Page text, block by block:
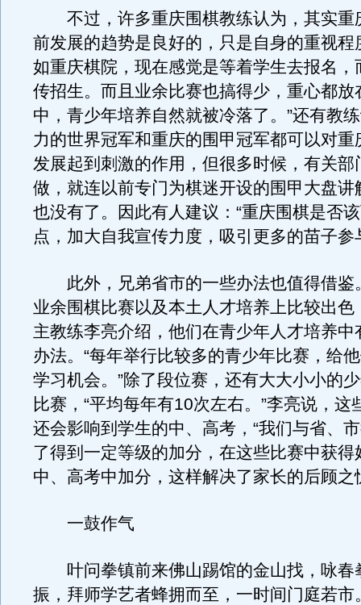
不过，许多重庆围棋教练认为，其实重
前发展的趋势是良好的，只是自身的重视程
如重庆棋院，现在感觉是等着学生去报名，
传招生。而且业余比赛也搞得少，重心都放
中，青少年培养自然就被冷落了。”还有教
力的世界冠军和重庆的围甲冠军都可以对重
发展起到刺激的作用，但很多时候，有关部
做，就连以前专门为棋迷开设的围甲大盘讲
也没有了。因此有人建议：“重庆围棋是否
点，加大自我宣传力度，吸引更多的苗子参
此外，兄弟省市的一些办法也值得借鉴
业余围棋比赛以及本土人才培养上比较出色
主教练李亮介绍，他们在青少年人才培养中
办法。“每年举行比较多的青少年比赛，给
学习机会。”除了段位赛，还有大大小小的
比赛，“平均每年有10次左右。”李亮说，这
还会影响到学生的中、高考，“我们与省、
了得到一定等级的加分，在这些比赛中获得
中、高考中加分，这样解决了家长的后顾之
一鼓作气
叶问拳镇前来佛山踢馆的金山找，咏春
振，拜师学艺者蜂拥而至，一时间门庭若市